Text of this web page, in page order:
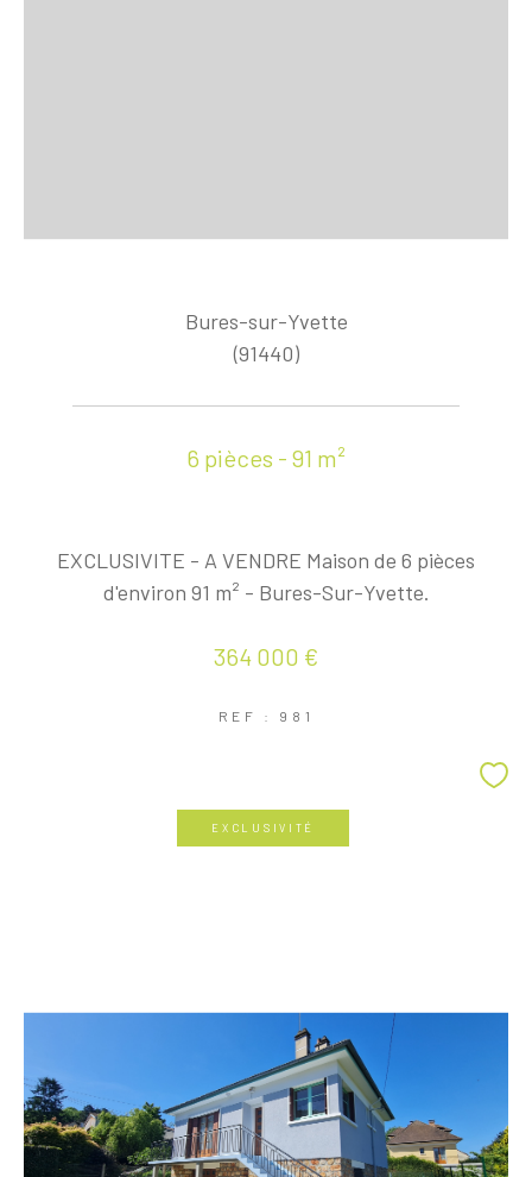
Bures-sur-Yvette
(91440)
6 pièces - 91 m²
EXCLUSIVITE - A VENDRE Maison de 6 pièces
d'environ 91 m² - Bures-Sur-Yvette.
364 000 €
REF : 981
EXCLUSIVITÉ